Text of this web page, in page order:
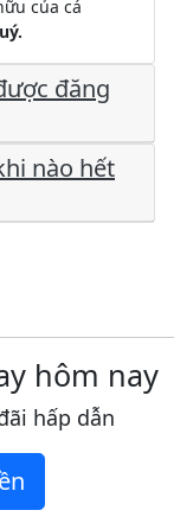
của cá
đăng
nào hết
hôm nay
hấp dẫn